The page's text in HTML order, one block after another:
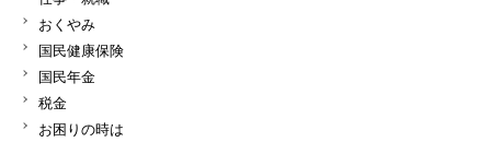
おくやみ
国民健康保険
国民年金
税金
お困りの時は